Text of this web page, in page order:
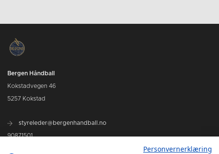
Bergen Håndball
Kokstadvegen 46
5257 Kokstad
styreleder@bergenhandball.no
90871501
Personvernerklæring